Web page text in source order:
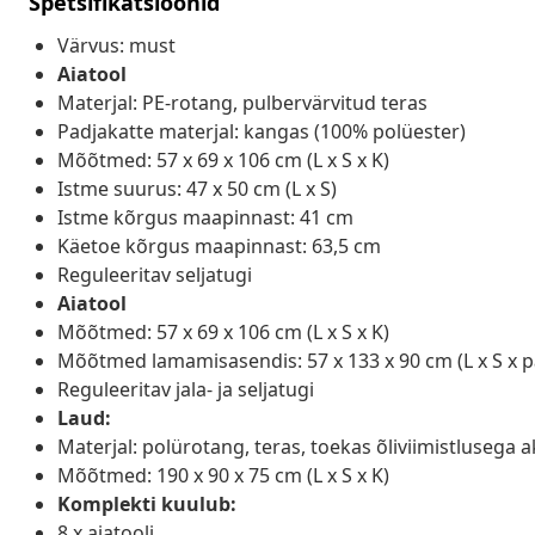
Värvus: must
Aiatool
Materjal: PE-rotang, pulbervärvitud teras
Padjakatte materjal: kangas (100% polüester)
Mõõtmed: 57 x 69 x 106 cm (L x S x K)
Istme suurus: 47 x 50 cm (L x S)
Istme kõrgus maapinnast: 41 cm
Käetoe kõrgus maapinnast: 63,5 cm
Reguleeritav seljatugi
Aiatool
Mõõtmed: 57 x 69 x 106 cm (L x S x K)
Mõõtmed lamamisasendis: 57 x 133 x 90 cm (L x S x
Reguleeritav jala- ja seljatugi
Laud:
Materjal: polürotang, teras, toekas õliviimistlusega
Mõõtmed: 190 x 90 x 75 cm (L x S x K)
Komplekti kuulub: